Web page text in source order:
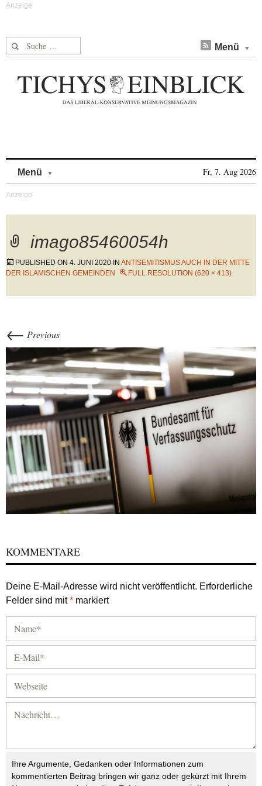
Suche nach: Menü
Menü Fr, 7. Aug 2026
imago85460054h
PUBLISHED ON 4. JUNI 2020 IN ANTISEMITISMUS AUCH IN DER MITTE
DER ISLAMISCHEN GEMEINDEN
FULL RESOLUTION (620 × 413)
← Previous
KOMMENTARE
Deine E-Mail-Adresse wird nicht veröffentlicht. Erforderliche
Felder sind mit* markiert
Ihre Argumente, Gedanken oder Informationen zum
kommentierten Beitrag bringen wir ganz oder gekürzt mit Ihrem